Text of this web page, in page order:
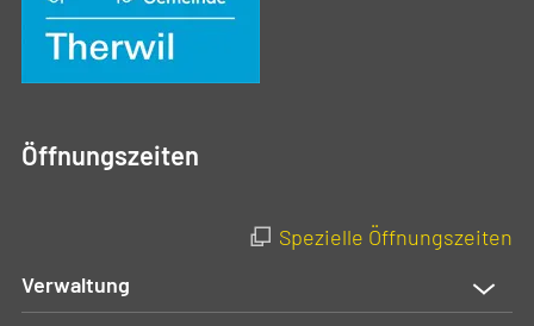
Öffnungszeiten
Spezielle Öffnungszeiten
Verwaltung